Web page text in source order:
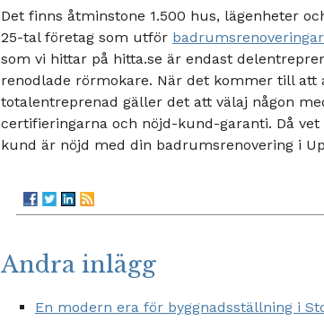
Det finns åtminstone 1.500 hus, lägenheter
25-tal företag som utför
som vi hittar på hitta.se är endast
renodlade rörmokare. När det kommer till att
totalentreprenad gäller det att välaj någon
certifieringarna och nöjd-kund-garanti. Då
kund är nöjd med din badrumsrenovering i
Andra inlägg
En modern era för byggnadsställning i